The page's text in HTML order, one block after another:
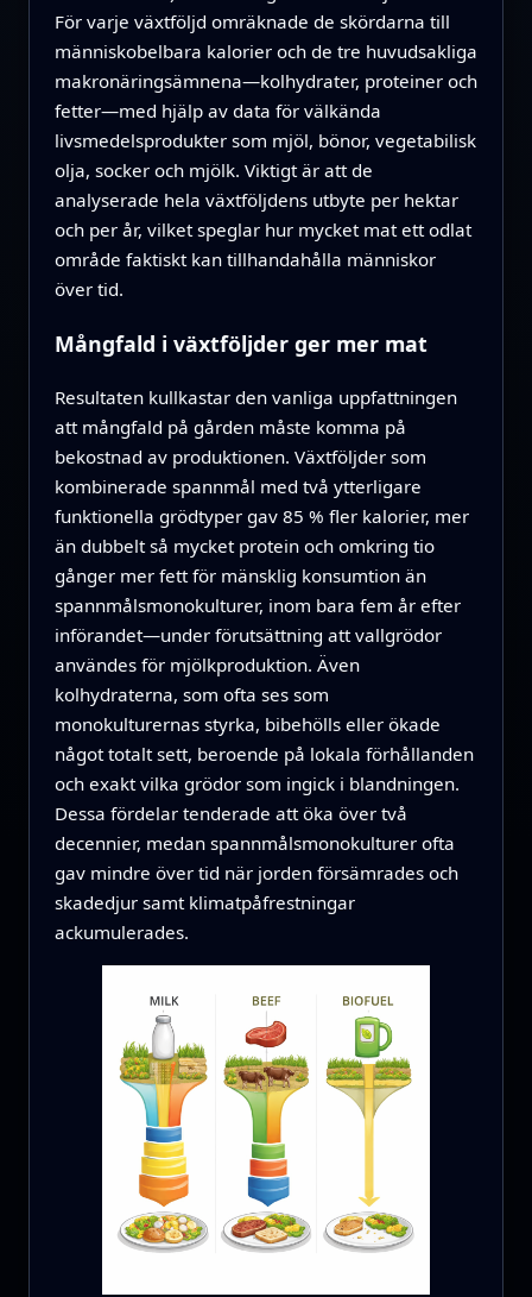
För varje växtföljd omräknade de skördarna till
människobelbara kalorier och de tre huvudsakliga
makronäringsämnena—kolhydrater, proteiner och
fetter—med hjälp av data för välkända
livsmedelsprodukter som mjöl, bönor, vegetabilisk
olja, socker och mjölk. Viktigt är att de
analyserade hela växtföljdens utbyte per hektar
och per år, vilket speglar hur mycket mat ett odlat
område faktiskt kan tillhandahålla människor
över tid.
Mångfald i växtföljder ger mer mat
Resultaten kullkastar den vanliga uppfattningen
att mångfald på gården måste komma på
bekostnad av produktionen. Växtföljder som
kombinerade spannmål med två ytterligare
funktionella grödtyper gav 85 % fler kalorier, mer
än dubbelt så mycket protein och omkring tio
gånger mer fett för mänsklig konsumtion än
spannmålsmonokulturer, inom bara fem år efter
införandet—under förutsättning att vallgrödor
användes för mjölkproduktion. Även
kolhydraterna, som ofta ses som
monokulturernas styrka, bibehölls eller ökade
något totalt sett, beroende på lokala förhållanden
och exakt vilka grödor som ingick i blandningen.
Dessa fördelar tenderade att öka över två
decennier, medan spannmålsmonokulturer ofta
gav mindre över tid när jorden försämrades och
skadedjur samt klimatpåfrestningar
ackumulerades.